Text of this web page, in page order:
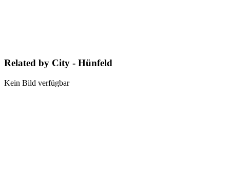
Related by City - Hünfeld
Kein Bild verfügbar